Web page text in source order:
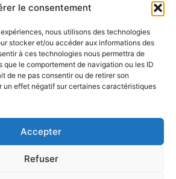
le consentement
nous utilisons des technologies
stocker et/ou accéder aux informations des
à ces technologies nous permettra de
que le comportement de navigation ou les ID
de ne pas consentir ou de retirer son
un effet négatif sur certaines caractéristiques
Accepter
Refuser
19 au 26 juin 2026